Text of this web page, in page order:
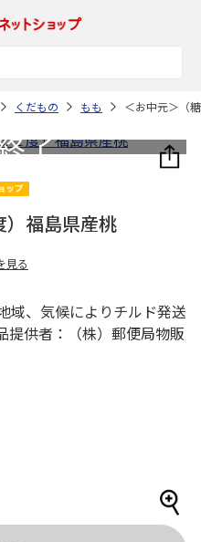
くだもの もも ＜お中元＞（
）福島県産桃
見る
、気候によりチルド発送
供者：（株）郵便局物販